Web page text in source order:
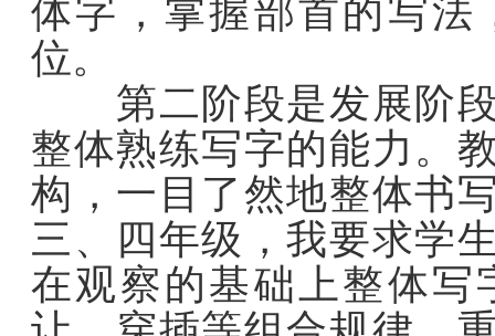
体字，掌握部首的写法
位。
第二阶段是发展阶段
整体熟练写字的能力。
构，一目了然地整体书
三、四年级，我要求学
在观察的基础上整体写